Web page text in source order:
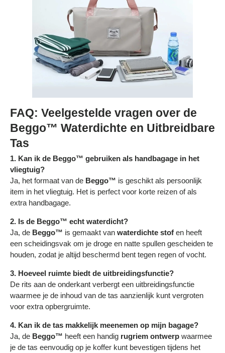
FAQ: Veelgestelde vragen over de
Beggo™ Waterdichte en Uitbreidbare
Tas
1. Kan ik de Beggo™ gebruiken als handbagage in het
vliegtuig?
Ja, het formaat van de Beggo™ is geschikt als persoonlijk
item in het vliegtuig. Het is perfect voor korte reizen of als
extra handbagage.
2. Is de Beggo™ echt waterdicht?
Ja, de Beggo™ is gemaakt van waterdichte stof en heeft
een scheidingsvak om je droge en natte spullen gescheiden te
houden, zodat je altijd beschermd bent tegen regen of vocht.
3. Hoeveel ruimte biedt de uitbreidingsfunctie?
De rits aan de onderkant verbergt een uitbreidingsfunctie
waarmee je de inhoud van de tas aanzienlijk kunt vergroten
voor extra opbergruimte.
4. Kan ik de tas makkelijk meenemen op mijn bagage?
Ja, de Beggo™ heeft een handig rugriem ontwerp waarmee
je de tas eenvoudig op je koffer kunt bevestigen tijdens het